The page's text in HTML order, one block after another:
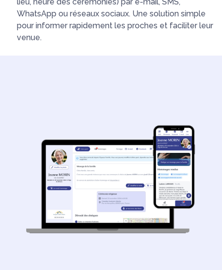
WhatsApp ou réseaux sociaux. Une solution simple
pour informer rapidement les proches et faciliter leur
venue.